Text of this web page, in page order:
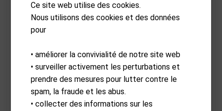
Ce site web utilise des cookies.
Nous utilisons des cookies et des données
pour
• améliorer la convivialité de notre site web
• surveiller activement les perturbations et
prendre des mesures pour lutter contre le
spam, la fraude et les abus.
• collecter des informations sur les